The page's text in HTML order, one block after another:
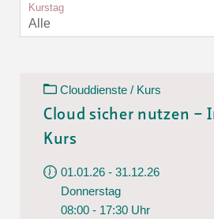
Kurstag
Alle
Clouddienste / Kurs
Cloud sicher nutzen –
Kurs
01.01.26 - 31.12.26
Donnerstag
08:00 - 17:30 Uhr